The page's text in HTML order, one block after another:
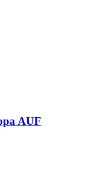
AUF